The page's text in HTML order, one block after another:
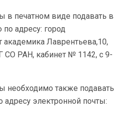
в печатном виде подавать в
адресу: город
академика Лаврентьева,10,
СО РАН, кабинет № 1142, с 9-
необходимо также подавать
электронной почты: